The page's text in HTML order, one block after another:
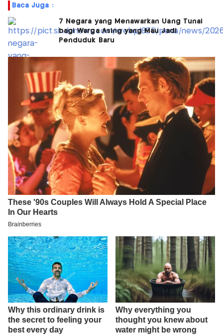
Baca Juga :
7 Negara yang Menawarkan Uang Tunai
bagi Warga Asing yang Mau Jadi
Penduduk Baru